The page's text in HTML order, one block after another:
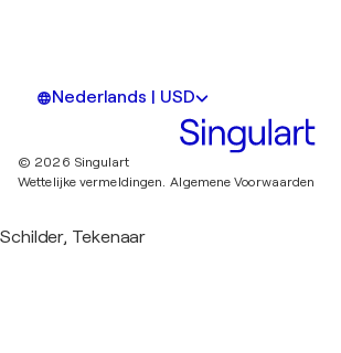
Nederlands | USD
© 2026 Singulart
Wettelijke vermeldingen. Algemene Voorwaarden
Schilder, Tekenaar